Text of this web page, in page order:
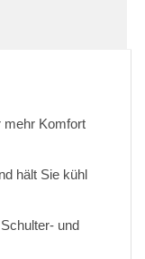
mehr Komfort
hält Sie kühl
und